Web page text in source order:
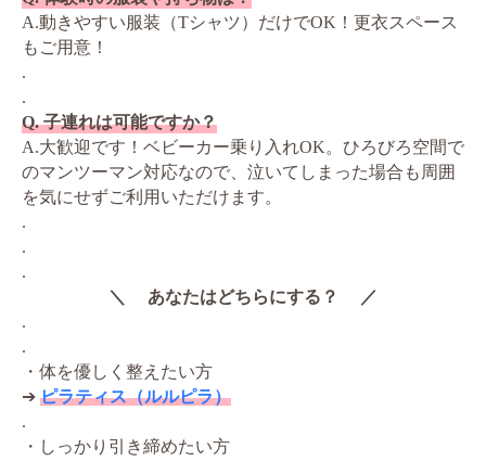
A.動きやすい服装（Tシャツ）だけでOK！更衣スペース
もご用意！
.
.
Q. 子連れは可能ですか？
A.大歓迎です！ベビーカー乗り入れOK。ひろびろ空間で
のマンツーマン対応なので、泣いてしまった場合も周囲
を気にせずご利用いただけます。
.
.
.
＼ あなたはどちらにする？ ／
.
.
・体を優しく整えたい方
➔ ピラティス（ルルピラ）
.
・しっかり引き締めたい方